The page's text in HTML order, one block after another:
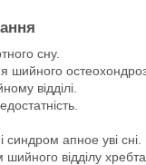
сну.
шийного
відділі.
синдром апное уві сні.
шийного відділу